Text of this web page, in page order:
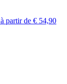
à partir de € 54,90